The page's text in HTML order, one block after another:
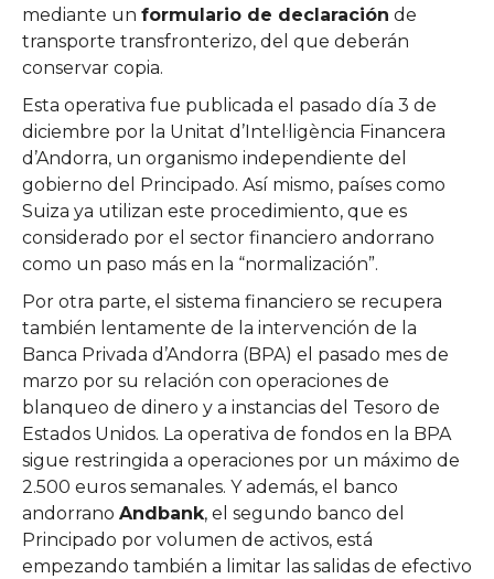
mediante un formulario de declaración de
transporte transfronterizo, del que deberán
conservar copia.
Esta operativa fue publicada el pasado día 3 de
diciembre por la Unitat d’Intel·ligència Financera
d’Andorra, un organismo independiente del
gobierno del Principado. Así mismo, países como
Suiza ya utilizan este procedimiento, que es
considerado por el sector financiero andorrano
como un paso más en la “normalización”.
Por otra parte, el sistema financiero se recupera
también lentamente de la intervención de la
Banca Privada d’Andorra (BPA) el pasado mes de
marzo por su relación con operaciones de
blanqueo de dinero y a instancias del Tesoro de
Estados Unidos. La operativa de fondos en la BPA
sigue restringida a operaciones por un máximo de
2.500 euros semanales. Y además, el banco
andorrano Andbank, el segundo banco del
Principado por volumen de activos, está
empezando también a limitar las salidas de efectivo